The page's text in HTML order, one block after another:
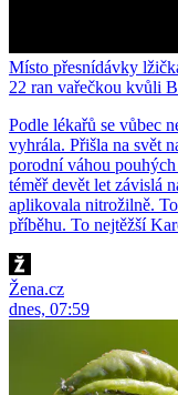
Místo přesnídávky
22 ran vařečkou kvůli
Podle lékařů se vůbec
vyhrála. Přišla na svět
porodní váhou
téměř devět let závislá
aplikovala nitrožilně.
příběhu. To nejtěžší
Žena.cz
dnes, 07:59